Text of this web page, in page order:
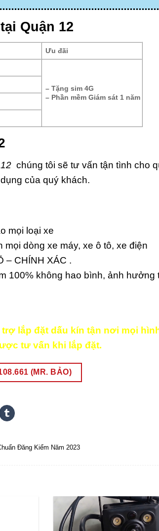
Quận 12
Ưu đãi
– Tặng sim 4G
– Phần mềm Giám sát 1 năm
chúng tôi sẽ tư vấn tận tình cho
của quý khách.
mọi loại xe
dòng xe máy, xe ô tô, xe điện
– CHÍNH XÁC .
100% không hao bình, ảnh hưởng
lắp đặt dấu kín tận nơi mọi
tư vấn khi lắp đặt.
(MR. BẢO)
Đăng Kiểm Năm 2023